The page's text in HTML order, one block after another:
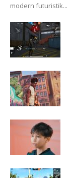
modern futuristik...